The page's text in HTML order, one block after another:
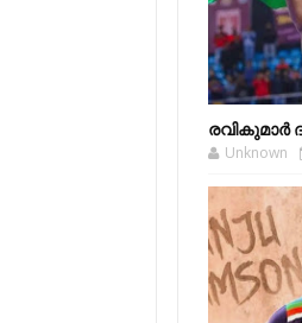
രവികുമാര്‍
Unknown